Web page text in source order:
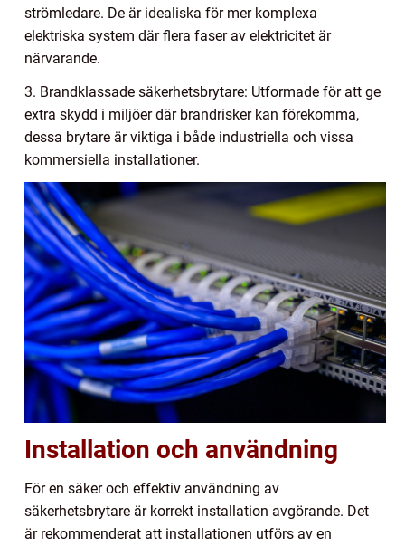
strömledare. De är idealiska för mer komplexa
elektriska system där flera faser av elektricitet är
närvarande.
3. Brandklassade säkerhetsbrytare: Utformade för att ge
extra skydd i miljöer där brandrisker kan förekomma,
dessa brytare är viktiga i både industriella och vissa
kommersiella installationer.
Installation och användning
För en säker och effektiv användning av
säkerhetsbrytare är korrekt installation avgörande. Det
är rekommenderat att installationen utförs av en